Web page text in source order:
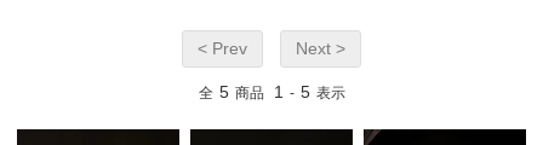
< Prev Next >
全 5 商品 1 - 5 表示